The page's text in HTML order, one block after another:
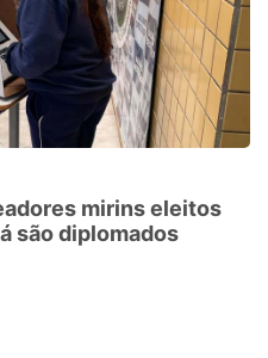
mirins eleitos
são diplomados